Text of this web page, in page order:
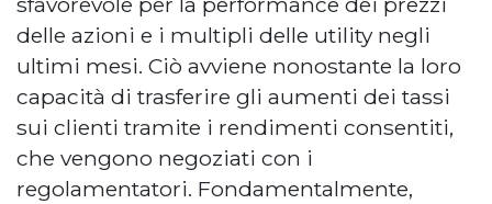
delle azioni e i multipli delle utility negli
ultimi mesi. Ciò avviene nonostante la loro
capacità di trasferire gli aumenti dei tassi
sui clienti tramite i rendimenti consentiti,
che vengono negoziati con i
regolamentatori. Fondamentalmente,